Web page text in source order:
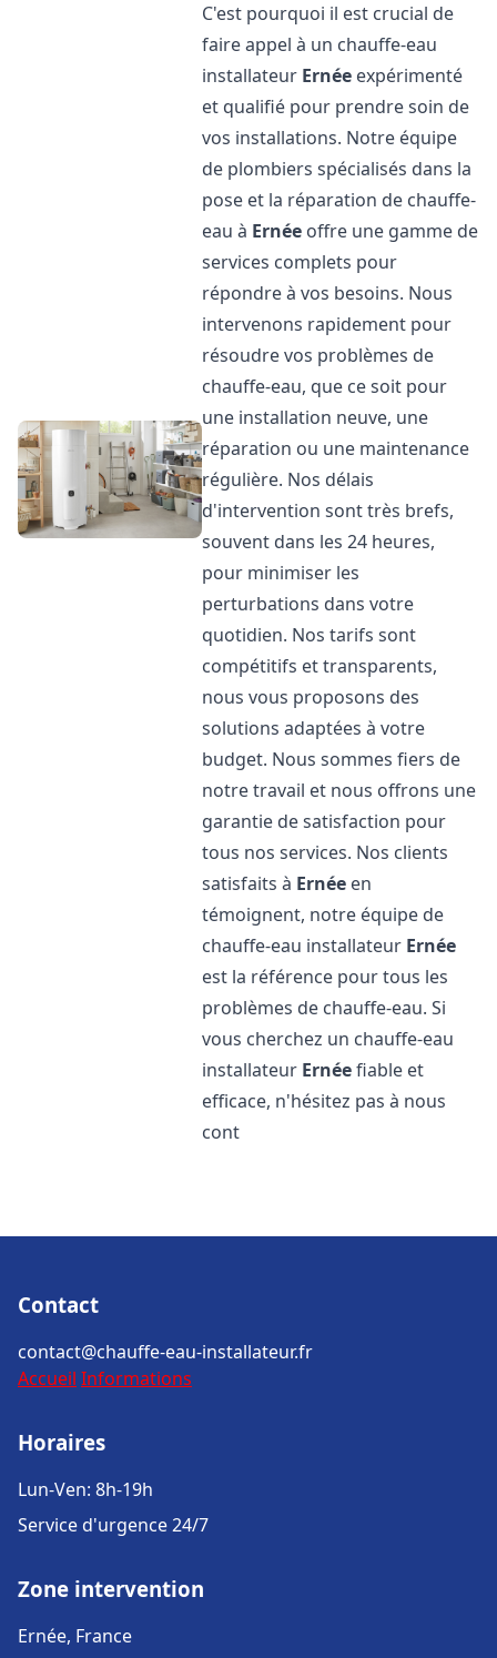
C'est pourquoi il est crucial de
faire appel à un chauffe-eau
installateur Ernée expérimenté
et qualifié pour prendre soin de
vos installations. Notre équipe
de plombiers spécialisés dans la
pose et la réparation de chauffe-
eau à Ernée offre une gamme de
services complets pour
répondre à vos besoins. Nous
intervenons rapidement pour
résoudre vos problèmes de
chauffe-eau, que ce soit pour
une installation neuve, une
réparation ou une maintenance
régulière. Nos délais
d'intervention sont très brefs,
souvent dans les 24 heures,
pour minimiser les
perturbations dans votre
quotidien. Nos tarifs sont
compétitifs et transparents,
nous vous proposons des
solutions adaptées à votre
budget. Nous sommes fiers de
notre travail et nous offrons une
garantie de satisfaction pour
tous nos services. Nos clients
satisfaits à Ernée en
témoignent, notre équipe de
chauffe-eau installateur Ernée
est la référence pour tous les
problèmes de chauffe-eau. Si
vous cherchez un chauffe-eau
installateur Ernéefiable et
efficace, n'hésitez pas à nous
cont
Contact
contact@chauffe-eau-installateur.fr
Accueil Informations
Horaires
Lun-Ven: 8h-19h
Service d'urgence 24/7
Zone intervention
Ernée, France